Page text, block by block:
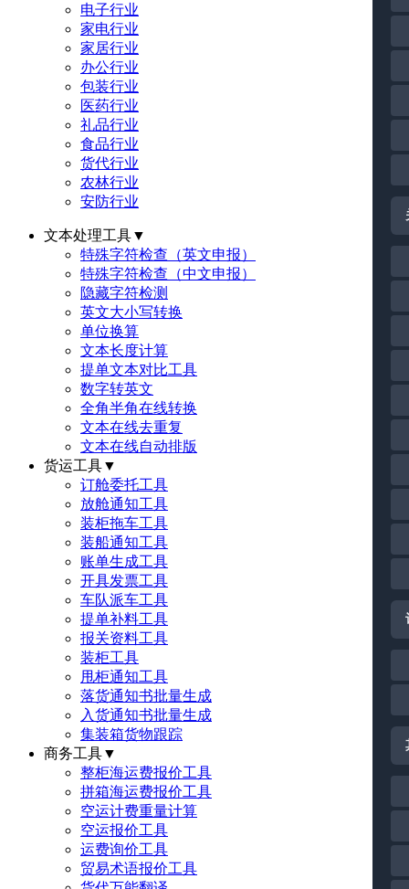
电子行业
家电行业
家居行业
办公行业
包装行业
医药行业
礼品行业
食品行业
货代行业
农林行业
安防行业
文本处理工具▼
特殊字符检查（英文申报）
特殊字符检查（中文申报）
隐藏字符检测
英文大小写转换
单位换算
文本长度计算
提单文本对比工具
数字转英文
全角半角在线转换
文本在线去重复
文本在线自动排版
货运工具▼
订舱委托工具
放舱通知工具
装柜拖车工具
装船通知工具
账单生成工具
开具发票工具
车队派车工具
提单补料工具
报关资料工具
装柜工具
甩柜通知工具
落货通知书批量生成
入货通知书批量生成
集装箱货物跟踪
商务工具▼
整柜海运费报价工具
拼箱海运费报价工具
空运计费重量计算
空运报价工具
运费询价工具
贸易术语报价工具